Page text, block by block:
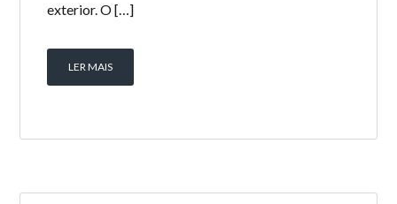
exterior. O […]
LER MAIS